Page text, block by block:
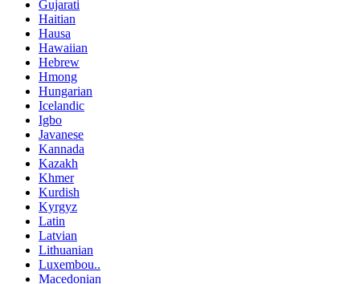
Gujarati
Haitian
Hausa
Hawaiian
Hebrew
Hmong
Hungarian
Icelandic
Igbo
Javanese
Kannada
Kazakh
Khmer
Kurdish
Kyrgyz
Latin
Latvian
Lithuanian
Luxembou..
Macedonian